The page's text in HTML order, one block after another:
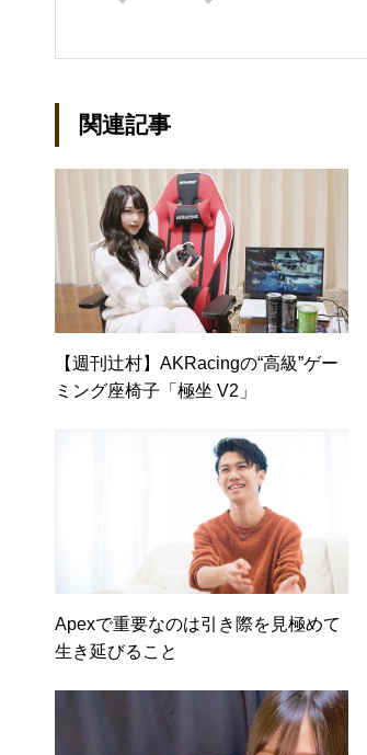
関連記事
【週刊辻村】AKRacingの“高級”ゲー
ミング座椅子「極坐 V2」
Apexで重要なのは引き際を見極めて
生き延びること